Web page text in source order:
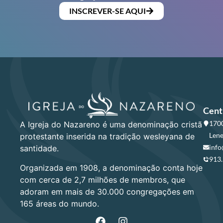
INSCREVER-SE AQUI
A Igreja do Nazareno é uma denominação cristã
protestante inserida na tradição wesleyana de
santidade.
Organizada em 1908, a denominação conta hoje
com cerca de 2,7 milhões de membros, que
adoram em mais de 30.000 congregações em
165 áreas do mundo.